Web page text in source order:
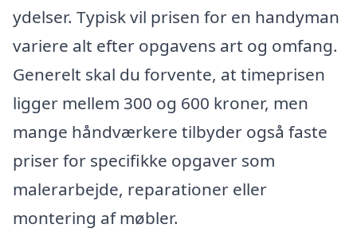
ydelser. Typisk vil prisen for en handyman
variere alt efter opgavens art og omfang.
Generelt skal du forvente, at timeprisen
ligger mellem 300 og 600 kroner, men
mange håndværkere tilbyder også faste
priser for specifikke opgaver som
malerarbejde, reparationer eller
montering af møbler.